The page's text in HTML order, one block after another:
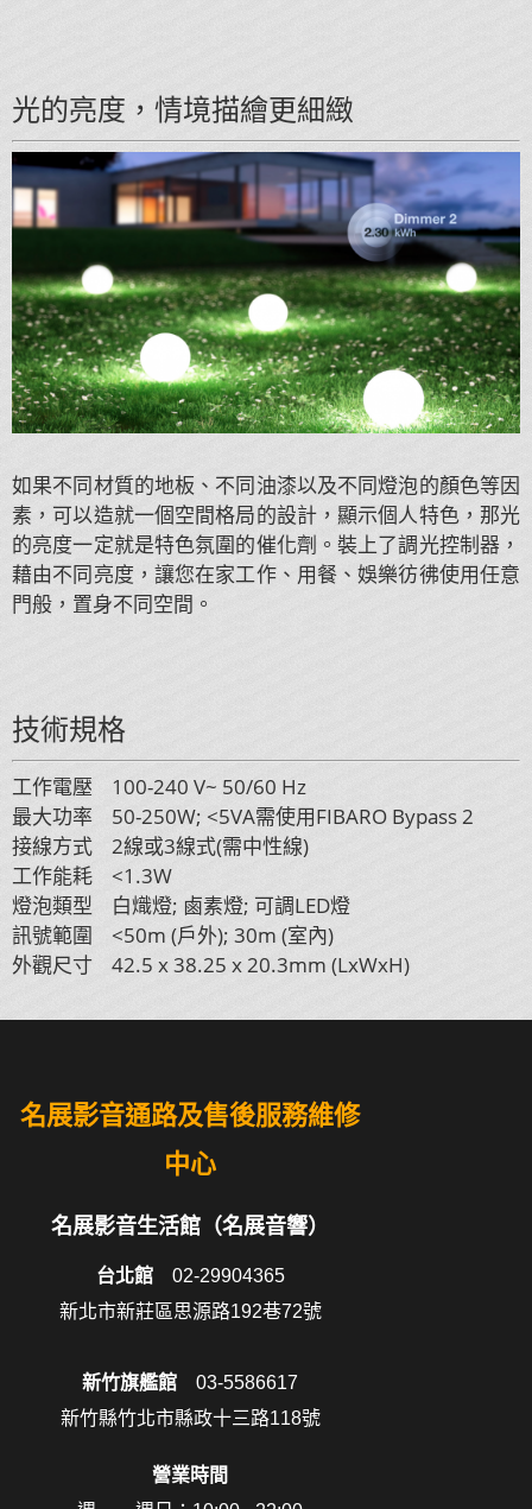
光的亮度，情境描繪更細緻
如果不同材質的地板、不同油漆以及不同燈泡的顏色等因
素，可以造就一個空間格局的設計，顯示個人特色，那光
的亮度一定就是特色氛圍的催化劑。裝上了調光控制器，
藉由不同亮度，讓您在家工作、用餐、娛樂彷彿使用任意
門般，置身不同空間。
技術規格
工作電壓 100-240 V~ 50/60 Hz
最大功率 50-250W; <5VA需使用FIBARO Bypass 2
接線方式 2線或3線式(需中性線)
工作能耗 <1.3W
燈泡類型 白熾燈; 鹵素燈; 可調LED燈
訊號範圍 <50m (戶外); 30m (室內)
外觀尺寸 42.5 x 38.25 x 20.3mm (LxWxH)
名展影音通路及售後服務維修
中心
名展影音生活館（名展音響）
台北館02-29904365
新北市新莊區思源路192巷72號
新竹旗艦館 03-5586617
新竹縣竹北市縣政十三路118號
營業時間